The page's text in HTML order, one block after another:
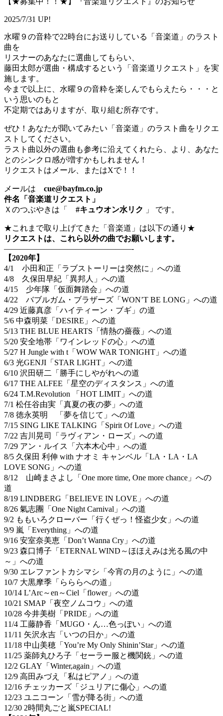
2025/7/31 UP!
水曜９の音粋で22時台にお送りしている「音楽道」のラスト
曲を
リスナーのあなたに選曲してもらい、
藤田太郎が選曲・構成するという「音楽道リクエスト」を実
施します。
今まで以上に、水曜９の音粋を楽しんでもらえたら・・・と
いう思いのもと
不定期ではありますが、取り組む所存です。
ぜひ！あなたが聞いてみたい「音楽道」のラスト曲をリクエ
ストしてください。
ラスト曲以外の選曲も参考に沿えてくれたら、より、あなた
とのシンクロ感が増すかもしれません！
リクエストはメール、またはXで！！
メールは cue@bayfm.co.jp
件名「音楽道リクエスト」
Ｘのつぶやきは「 #キュウオン水リク 」 です。
★これまで取り上げてきた「音楽道」は以下の通り★
リクエストは、これら以外の曲でお願いします。
————————————————-
【2020年】
4/1 小田和正「ラブストーリーは突然に」への道
4/8 久保田早紀「異邦人」への道
4/15 少年隊「仮面舞踏会」への道
4/22 バブルガム・ブラザーズ「WON’T BE LONG」への道
4/29 近藤真彦「ハイティーン・ブギ」の道
5/6 中森明菜「DESIRE」への道
5/13 THE BLUE HEARTS「情熱の薔薇」への道
5/20 安全地帯「ワインレッドの心」への道
5/27 H Jungle with t「WOW WAR TONIGHT」への道
6/3 光GENJI「STAR LIGHT」への道
6/10 沢田研二「勝手にしやがれへの道
6/17 THE ALFEE「星空のディスタンス」への道
6/24 T.M.Revolution 「HOT LIMIT」への道
7/1 松任谷由実「真夏の夜の夢」への道
7/8 徳永英明 「夢を信じて」への道
7/15 SING LIKE TALKING「Spirit Of Love」への道
7/22 吉川晃司「ラヴィアン・ローズ」への道
7/29 アン・ルイス「六本木心中」への道
8/5 久保田 利伸 with ナオミ キャンベル「LA・LA・LA
LOVE SONG」への道
8/12 山崎まさよし「One more time, One more chance」への
道
8/19 LINDBERG「BELIEVE IN LOVE」への道
8/26 氣志團「One Night Carnival」への道
9/2 ももいろクローバー「行くぜっ！怪盗少女」への道
9/9 嵐「Everything」への道
9/16 安室奈美恵「Don’t Wanna Cry」への道
9/23 森口博子「ETERNAL WIND～ほほえみは光る風の中
～」への道
9/30 エレファントカシマシ「今宵の月のように」への道
10/7 大黒摩季「らららへの道」
10/14 L’Arc～en～Ciel「flower」への道
10/21 SMAP「夜空ノムコウ」への道
10/28 今井美樹「PRIDE」への道
11/4 工藤静香「MUGO・ん…色っぽい」への道
11/11 矢沢永吉「いつの日か」への道
11/18 中山美穂「You’re My Only Shinin’Star」への道
11/25 薬師丸ひろ子「セーラー服と機関銃」への道
12/2 GLAY「Winter,again」への道
12/9 高田みづえ「私はピアノ」への道
12/16 チェッカーズ「ジュリアに傷心」への道
12/23 ユニコーン「雪が降る街」への道
12/30 2時間丸ごと嵐SPECIAL!